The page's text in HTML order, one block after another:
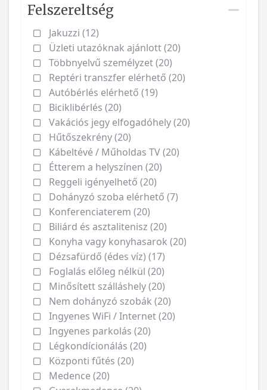
Felszereltség
Jakuzzi (12)
Üzleti utazóknak ajánlott (20)
Többnyelvű személyzet (20)
Reptéri transzfer elérhető (20)
Autóbérlés elérhető (19)
Biciklibérlés (20)
Vakációs jegy elfogadóhely (20)
Hűtőszekrény (20)
Kábeltévé / Műholdas TV (20)
Étterem a helyszínen (20)
Reggeli igényelhető (20)
Dohányzó szoba elérhető (7)
Konferenciaterem (20)
Biliárd és asztalitenisz (20)
Konyha vagy konyhasarok (20)
Dézsafürdő (édes víz) (17)
Foglalás előleg nélkül (20)
Minősített szálláshely (20)
Nem dohányzó szobák (20)
Ingyenes WiFi / Internet (20)
Ingyenes parkolás (20)
Légkondícionálás (20)
Központi fűtés (20)
Medence (20)